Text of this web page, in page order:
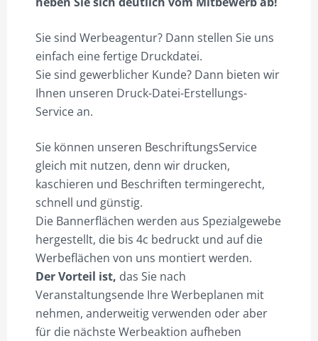
Sie sind Werbeagentur? Dann stellen Sie uns
einfach eine fertige Druckdatei.
Sie sind gewerblicher Kunde? Dann bieten wir
Ihnen unseren Druck-Datei-Erstellungs-
Service an.
Sie können unseren BeschriftungsService
gleich mit nutzen, denn wir drucken,
kaschieren und Beschriften termingerecht,
schnell und günstig.
Die Bannerflächen werden aus Spezialgewebe
hergestellt, die bis 4c bedruckt und auf die
Werbeflächen von uns montiert werden.
Der Vorteil ist, das Sie nach
Veranstaltungsende Ihre Werbeplanen mit
nehmen, anderweitig verwenden oder aber
für die nächste Werbeaktion aufheben